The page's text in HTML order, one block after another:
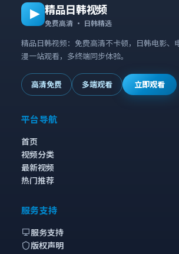
精品日韩视频
免费高清 · 日韩精选
精品日韩视频：免费高清不卡顿，日韩电影、
漫一站观看，多终端同步体验。
高清免费 多端观看 立即观看
平台导航
首页
视频分类
最新视频
热门推荐
服务支持
服务支持
版权声明